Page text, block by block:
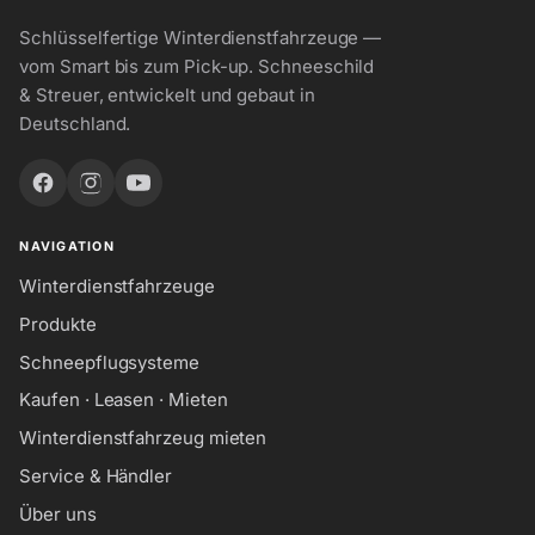
Schlüsselfertige Winterdienstfahrzeuge —
vom Smart bis zum Pick-up. Schneeschild
& Streuer, entwickelt und gebaut in
Deutschland.
NAVIGATION
Winterdienstfahrzeuge
Produkte
Schneepflugsysteme
Kaufen · Leasen · Mieten
Winterdienstfahrzeug mieten
Service & Händler
Über uns